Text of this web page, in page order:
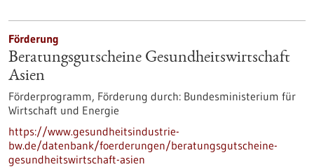
Förderung
Beratungsgutscheine Gesundheitswirtschaft
Asien
Förderprogramm, Förderung durch: Bundesministerium für
Wirtschaft und Energie
https://www.gesundheitsindustrie-
bw.de/datenbank/foerderungen/beratungsgutscheine-
gesundheitswirtschaft-asien